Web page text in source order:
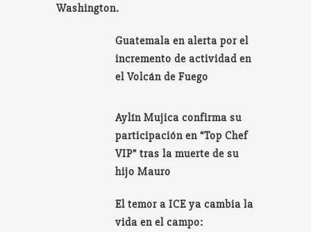
Washington.
Guatemala en alerta por el
incremento de actividad en
el Volcán de Fuego
Aylín Mujica confirma su
participación en “Top Chef
VIP” tras la muerte de su
hijo Mauro
El temor a ICE ya cambia la
vida en el campo: